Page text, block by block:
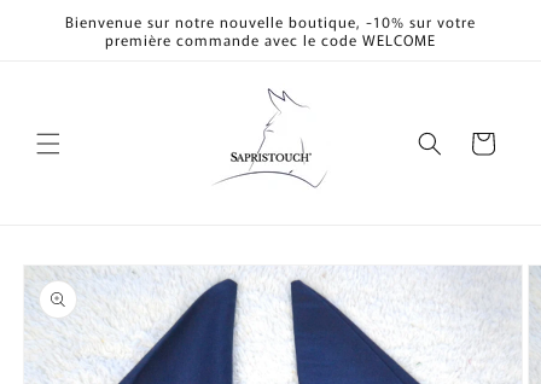
passer
Bienvenue sur notre nouvelle boutique, -10% sur votre
première commande avec le code WELCOME
Panier
Passer aux
informations
produits